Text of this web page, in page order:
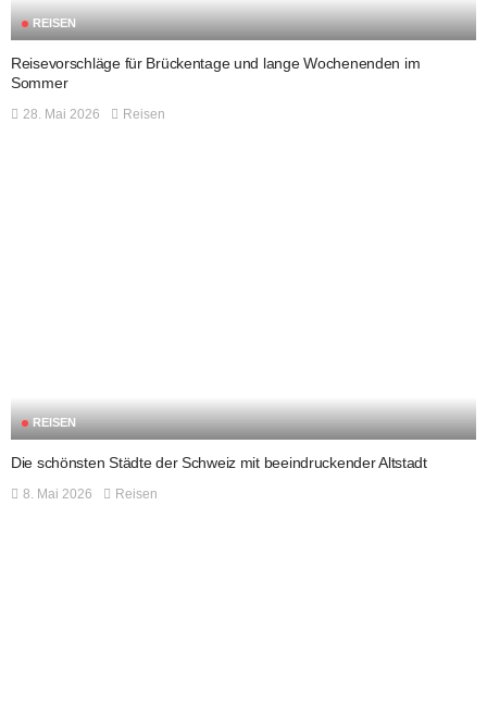
REISEN
Reisevorschläge für Brückentage und lange Wochenenden im
Sommer
28. Mai 2026 Reisen
REISEN
Die schönsten Städte der Schweiz mit beeindruckender Altstadt
8. Mai 2026 Reisen